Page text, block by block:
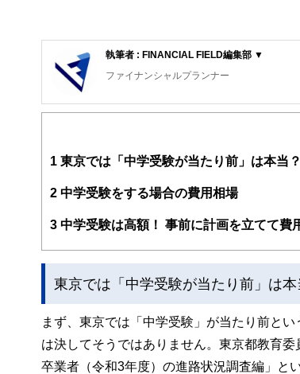
執筆者 : FINANCIAL FIELD編集部 ▼
ファイナンシャルプランナー
FinancialField編集部は、金融、経済に関す
案から記事掲載まですべての工程に関わるこ
FinancialFieldの特徴は、ファイナンシャル
ー、公認会計士、社会保険労務士、行政書
私たちは、快適でより良い生活のアイデアを
1 東京では「中学受験が当たり前」は本当？
2 中学受験をする場合の費用相場
3 中学受験は高額！ 事前に計画を立てて費
東京では「中学受験が当たり前」は本
まず、東京では「中学受験」が当たり前と
は決してそうではありません。東京都教育
卒業者（令和3年度）の進路状況調査編」と